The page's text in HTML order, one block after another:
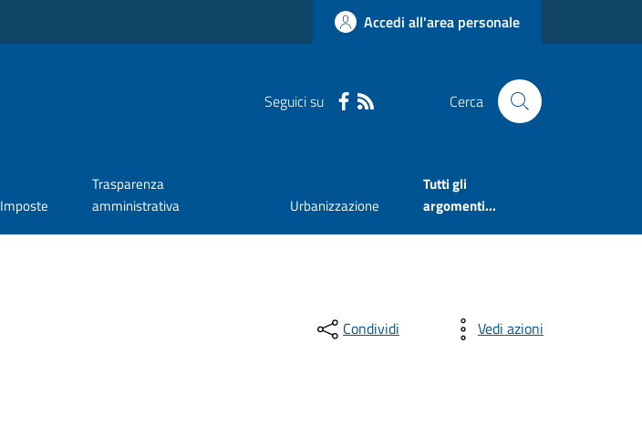
Accedi all'area personale
Seguici su Cerca
Imposte
Trasparenza
amministrativa
Urbanizzazione
Tutti gli
argomenti...
Condividi Vedi azioni